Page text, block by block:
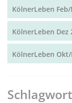
KölnerLeben
KölnerLeben Dez
KölnerLeben